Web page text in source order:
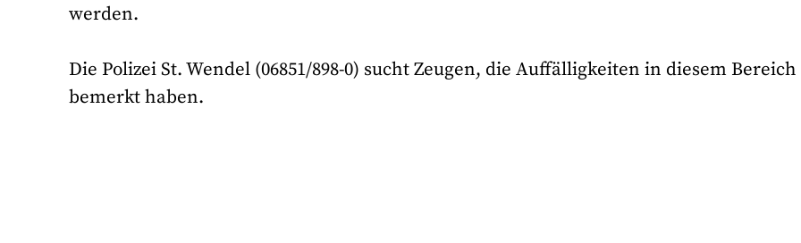
werden.
Die Polizei St. Wendel (06851/898-0) sucht Zeugen, die Auffälligkeiten in diesem Bereich
bemerkt haben.